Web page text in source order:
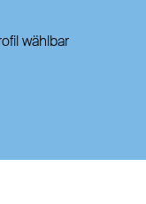
wählbar